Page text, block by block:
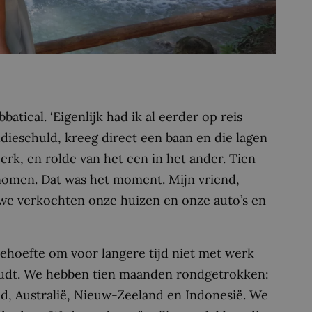
‘Eigenlijk had ik al eerder op reis
kreeg direct een baan en die lagen
en rolde van het een in het ander. Tien
Dat was het moment. Mijn vriend,
verkochten onze huizen en onze auto’s en
om voor langere tijd niet met werk
We hebben tien maanden rondgetrokken:
Australië, Nieuw-Zeeland en Indonesië. We